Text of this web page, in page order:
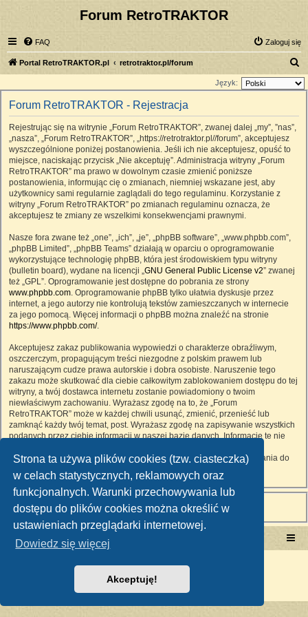
Strona ta używa plików cookies (tzw. ciasteczka)
w celach statystycznych, reklamowych oraz
funkcjonalnych. Warunki przechowywania lub
dostępu do plików cookies można określić w
ustawieniach przeglądarki internetowej.
Dowiedz się więcej
Akceptuję!
Forum RetroTRAKTOR
FAQ Zaloguj się
Portal RetroTRAKTOR.pl retrotraktor.pl/forum
z
Język:
Forum RetroTRAKTOR - Rejestracja
Rejestrując się na witrynie „Forum RetroTRAKTOR”, zwanej dalej „my”, ”nas”,
„nasza”, „Forum RetroTRAKTOR”, „https://retrotraktor.pl//forum”, akceptujesz
wyszczególnione poniżej postanowienia. Jeśli ich nie akceptujesz, opuść to
miejsce, naciskając przycisk „Nie akceptuję”. Administracja witryny „Forum
RetroTRAKTOR” ma prawo w dowolnym czasie zmienić poniższe
postanowienia, informując cię o zmianach, niemniej wskazane jest, aby
użytkownicy sami regularnie zaglądali do tego regulaminu. Korzystanie z
witryny „Forum RetroTRAKTOR” po zmianach regulaminu oznacza, że
akceptujesz te zmiany ze wszelkimi konsekwencjami prawnymi.
Nasze fora zwane też „one”, „ich”, „je”, „phpBB software”, „www.phpbb.com”,
„phpBB Limited”, „phpBB Teams” działają w oparciu o oprogramowanie
wykorzystujące technologię phpBB, która jest środowiskiem typu witryny
(bulletin board), wydane na licencji „GNU General Public License v2” zwanej
też „GPL”. Oprogramowanie jest dostępne do pobrania ze strony
www.phpbb.com. Oprogramowanie phpBB tylko ułatwia dyskusje przez
internet, a jego autorzy nie kontrolują tekstów zamieszczanych w internecie
za jego pomocą. Więcej informacji o phpBB można znaleźć na stronie
https://www.phpbb.com/.
Akceptujesz zakaz publikowania wypowiedzi o charakterze obraźliwym,
oszczerczym, propagującym treści niezgodne z polskim prawem lub
naruszającym cudze prawa autorskie i dobra osobiste. Naruszenie tego
zakazu może skutkować dla ciebie całkowitym zablokowaniem dostępu do tej
witryny, a twój dostawca internetu zostanie powiadomiony o twoim
niewłaściwym zachowaniu. Wyrażasz zgodę na to, że „Forum
RetroTRAKTOR” może w każdej chwili usunąć, zmienić, przenieść lub
zamknąć każdy twój temat, post. Wyrażasz zgodę na zapisywanie wszystkich
podanych przez ciebie informacji w naszej bazie danych. Informacje te nie
RetroTRAKTOR”, ani phpBB nie ponosi odpowiedzialności za włamania do
witryny, podczas których może dojść do kradzieży danych.
Portal RetroTRAKTOR.pl
Polski pakiet językowy dostarcza